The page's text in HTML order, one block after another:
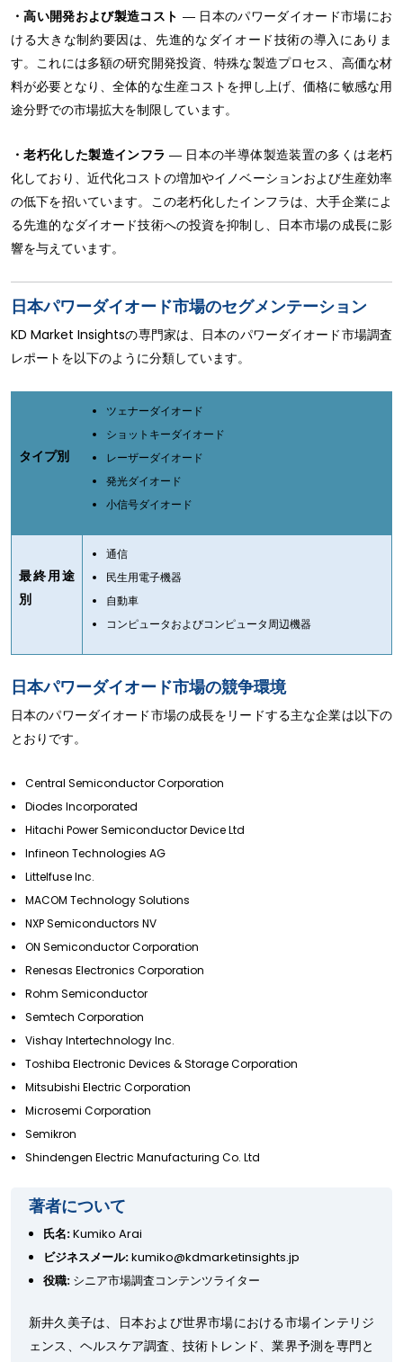
・高い開発および製造コスト ― 日本のパワーダイオード市場にお
ける大きな制約要因は、先進的なダイオード技術の導入にありま
す。これには多額の研究開発投資、特殊な製造プロセス、高価な材
料が必要となり、全体的な生産コストを押し上げ、価格に敏感な用
途分野での市場拡大を制限しています。
・老朽化した製造インフラ ― 日本の半導体製造装置の多くは老朽
化しており、近代化コストの増加やイノベーションおよび生産効率
の低下を招いています。この老朽化したインフラは、大手企業によ
る先進的なダイオード技術への投資を抑制し、日本市場の成長に影
響を与えています。
日本パワーダイオード市場のセグメンテーション
KD Market Insightsの専門家は、日本のパワーダイオード市場調査
レポートを以下のように分類しています。
タイプ別
ツェナーダイオード
ショットキーダイオード
レーザーダイオード
発光ダイオード
小信号ダイオード
最終用途
別
通信
民生用電子機器
自動車
コンピュータおよびコンピュータ周辺機器
日本パワーダイオード市場の競争環境
日本のパワーダイオード市場の成長をリードする主な企業は以下の
とおりです。
Central Semiconductor Corporation
Diodes Incorporated
Hitachi Power Semiconductor Device Ltd
Infineon Technologies AG
Littelfuse Inc.
MACOM Technology Solutions
NXP Semiconductors NV
ON Semiconductor Corporation
Renesas Electronics Corporation
Rohm Semiconductor
Semtech Corporation
Vishay Intertechnology Inc.
Toshiba Electronic Devices & Storage Corporation
Mitsubishi Electric Corporation
Microsemi Corporation
Semikron
Shindengen Electric Manufacturing Co. Ltd
著者について
氏名:Kumiko Arai
ビジネスメール:kumiko@kdmarketinsights.jp
役職: シニア市場調査コンテンツライター
新井久美子は、日本および世界市場における市場インテリジ
ェンス、ヘルスケア調査、技術トレンド、業界予測を専門と